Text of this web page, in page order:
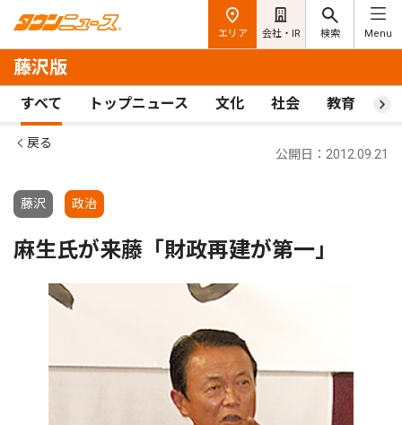
エリア 会社・IR 検索 Menu
藤沢版
すべて トップニュース 文化 社会 教育 ス
戻る
藤沢 政治
公開日：2012.09.21
麻生氏が来藤「財政再建が第一」